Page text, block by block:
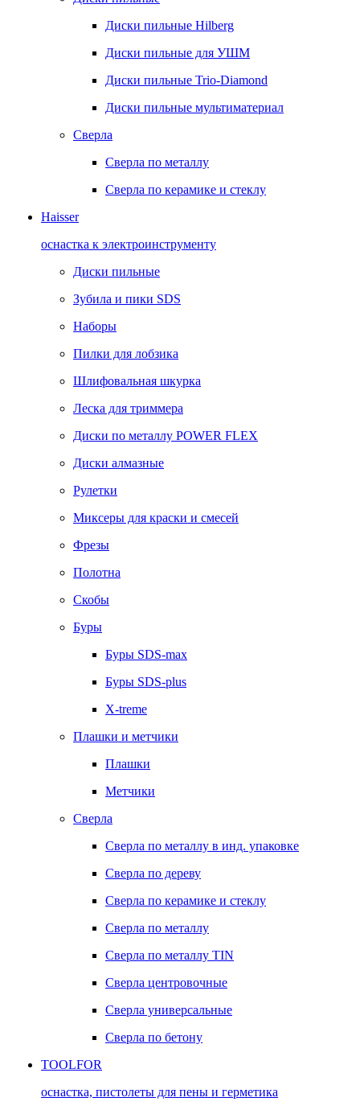
Диски пильные Hilberg
Диски пильные для УШМ
Диски пильные Trio-Diamond
Диски пильные мультиматериал
Сверла
Сверла по металлу
Сверла по керамике и стеклу
Haisser
оснастка к электроинструменту
Диски пильные
Зубила и пики SDS
Наборы
Пилки для лобзика
Шлифовальная шкурка
Леска для триммера
Диски по металлу POWER FLEX
Диски алмазные
Рулетки
Миксеры для краски и смесей
Фрезы
Полотна
Скобы
Буры
Буры SDS-max
Буры SDS-plus
X-treme
Плашки и метчики
Плашки
Метчики
Сверла
Сверла по металлу в инд. упаковке
Сверла по дереву
Сверла по керамике и стеклу
Сверла по металлу
Сверла по металлу TIN
Сверла центровочные
Сверла универсальные
Сверла по бетону
TOOLFOR
оснастка, пистолеты для пены и герметика